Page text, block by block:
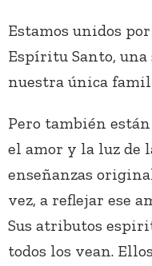
Estamos unidos
Espíritu Santo, una
nuestra única
Pero también
el amor y la luz de
enseñanzas
vez, a reflejar ese
Sus atributos
todos los vean.